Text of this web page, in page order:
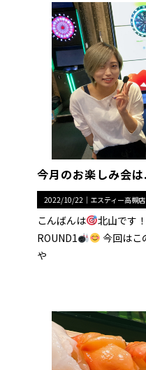
今月のお楽しみ会
2022/10/22｜ エスティー高槻店
こんばんは
北山です
ROUND1
今回はこ
や